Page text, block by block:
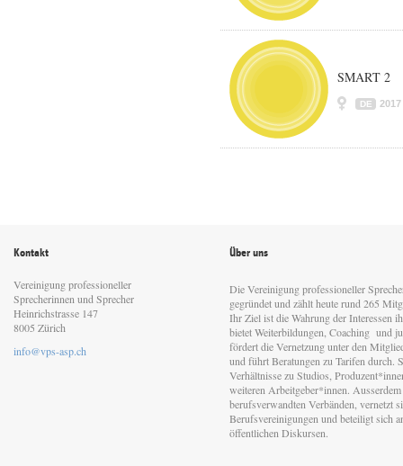
SMART 2
DE 2017
Kontakt
Vereinigung professioneller
Sprecherinnen und Sprecher
Heinrichstrasse 147
8005 Zürich
info@vps-asp.ch
Über uns
Die Vereinigung professioneller
gegründet und zählt heute rund 265
Ihr Ziel ist die Wahrung der Interessen
bietet Weiterbildungen, Coaching und
fördert die Vernetzung unter den
und führt Beratungen zu Tarifen durch.
Verhältnisse zu Studios,
weiteren Arbeitgeber*innen.
berufsverwandten Verbänden, vernetzt
Berufsvereinigungen und beteiligt sich
öffentlichen Diskursen.